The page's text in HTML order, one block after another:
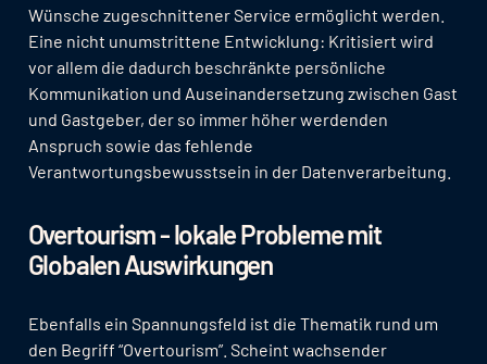
Wünsche zugeschnittener Service ermöglicht werden.
Eine nicht unumstrittene Entwicklung: Kritisiert wird
vor allem die dadurch beschränkte persönliche
Kommunikation und Auseinandersetzung zwischen Gast
und Gastgeber, der so immer höher werdenden
Anspruch sowie das fehlende
Verantwortungsbewusstsein in der Datenverarbeitung.
Overtourism - lokale Probleme mit
Globalen Auswirkungen
Ebenfalls ein Spannungsfeld ist die Thematik rund um
den Begriff “Overtourism”. Scheint wachsender